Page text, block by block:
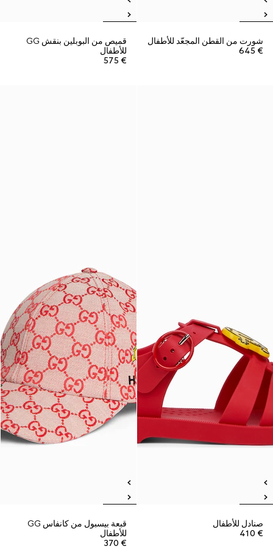
شورت من القطن المجعّد للأطفال
€ 645
قميص من البوبلين بنقش GG
للأطفال
€ 575
صنادل للأطفال
€ 410
قبعة بيسبول من كانفاس GG
للأطفال
€ 370